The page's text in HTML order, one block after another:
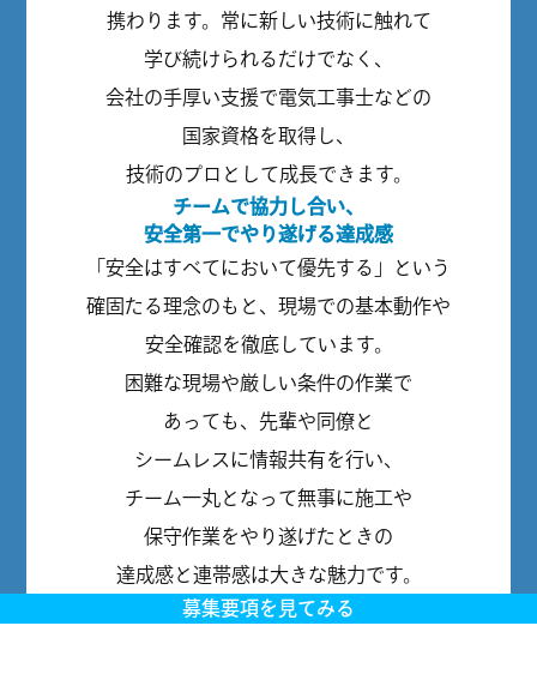
携わります。常に新しい技術に触れて
学び続けられるだけでなく、
会社の手厚い支援で電気工事士などの
国家資格を取得し、
技術のプロとして成長できます。
チームで協力し合い、
安全第一でやり遂げる達成感
「安全はすべてにおいて優先する」という
確固たる理念のもと、現場での基本動作や
安全確認を徹底しています。
困難な現場や厳しい条件の作業で
あっても、先輩や同僚と
シームレスに情報共有を行い、
チーム一丸となって無事に施工や
保守作業をやり遂げたときの
達成感と連帯感は大きな魅力です。
募集要項を見てみる